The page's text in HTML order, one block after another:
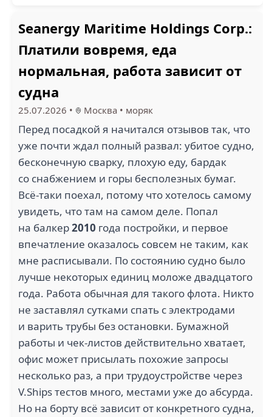
Seanergy Maritime Holdings Corp.:
Платили вовремя, еда
нормальная, работа зависит от
судна
25.07.2026 • Москва • моряк
Перед посадкой я начитался отзывов так, что
уже почти ждал полный развал: убитое судно,
бесконечную сварку, плохую еду, бардак
со снабжением и горы бесполезных бумаг.
Всё-таки поехал, потому что хотелось самому
увидеть, что там на самом деле. Попал
на балкер2010 года постройки, и первое
впечатление оказалось совсем не таким, как
мне расписывали. По состоянию судно было
лучше некоторых единиц моложе двадцатого
года. Работа обычная для такого флота. Никто
не заставлял сутками спать с электродами
и варить трубы без остановки. Бумажной
работы и чек-листов действительно хватает,
офис может присылать похожие запросы
несколько раз, а при трудоустройстве через
V.Ships тестов много, местами уже до абсурда.
Но на борту всё зависит от конкретного судна,